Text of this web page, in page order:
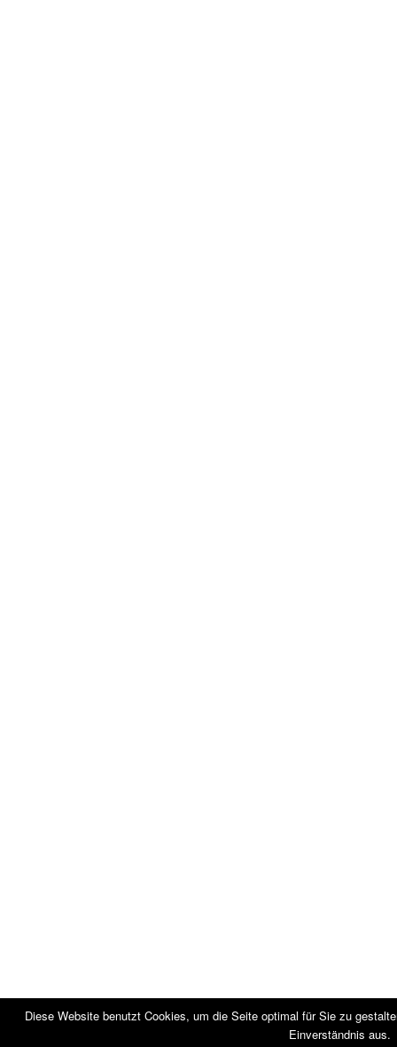
Diese Website benutzt Cookies, um die Seite optimal für Sie zu
Einverständnis aus.